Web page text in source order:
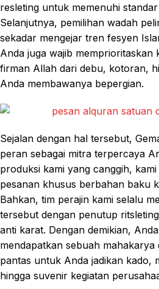
resleting untuk memenuhi
Selanjutnya, pemilihan wadah
sekadar mengejar tren fesyen
Anda juga wajib memprioritaskan
firman Allah dari debu, kotoran,
Anda membawanya bepergian.
Sejalan dengan hal tersebut,
peran sebagai mitra terpercaya
produksi kami yang canggih,
pesanan khusus berbahan baku
Bahkan, tim perajin kami selalu
tersebut dengan penutup
anti karat. Dengan demikian,
mendapatkan sebuah
pantas untuk Anda jadikan kado,
hingga suvenir kegiatan